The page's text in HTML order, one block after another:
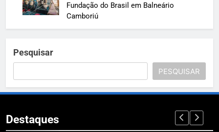
Fundação do Brasil em Balneário
Camboriú
Pesquisar
PESQUISAR
Destaques